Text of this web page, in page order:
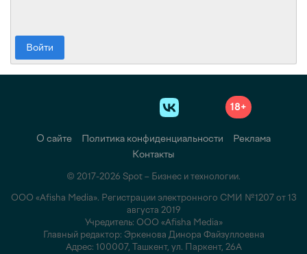
Войти
18+
О сайте Политика конфиденциальности
Реклама
Контакты
© 2017-2026 Spot – Бизнес и технологии.
ООО «Afisha Media». Регистрации электронного СМИ №1207 от 13
августа 2019
Учредитель: ООО «Afisha Media»
Главный редактор: Эркенова Динора Файзуллоевна
Адрес: 100007, Ташкент, ул. Паркент, 26А